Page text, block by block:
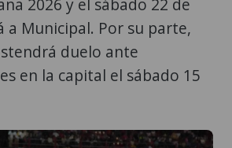
a Municipal. Por su parte,
duelo ante
en la capital el sábado 15